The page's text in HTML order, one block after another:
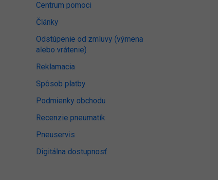
Centrum pomoci
Články
Odstúpenie od zmluvy (výmena
alebo vrátenie)
Reklamacia
Spôsob platby
Podmienky obchodu
Recenzie pneumatík
Pneuservis
Digitálna dostupnosť